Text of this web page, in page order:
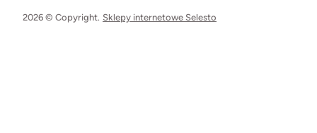
2026 © Copyright. Sklepy internetowe Selesto